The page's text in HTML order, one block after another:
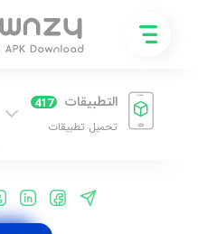
التطبيقات 417
تحميل تطبيقات